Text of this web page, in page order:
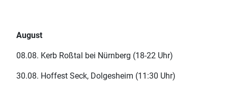
August
08.08. Kerb Roßtal bei Nürnberg (18-22 Uhr)
30.08. Hoffest Seck, Dolgesheim (11:30 Uhr)